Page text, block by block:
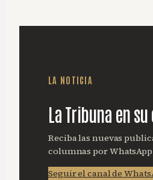
LA NOTICIA
La Tribuna en
Reciba las nuevas
columnas por
Seguir el canal de